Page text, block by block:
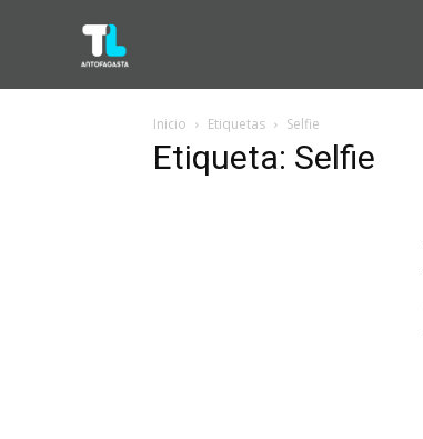
Inicio Etiquetas Selfie
Etiqueta: Selfie